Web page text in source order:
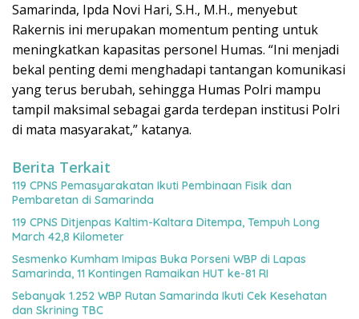
Samarinda, Ipda Novi Hari, S.H., M.H., menyebut
Rakernis ini merupakan momentum penting untuk
meningkatkan kapasitas personel Humas. “Ini menjadi
bekal penting demi menghadapi tantangan komunikasi
yang terus berubah, sehingga Humas Polri mampu
tampil maksimal sebagai garda terdepan institusi Polri
di mata masyarakat,” katanya.
Berita Terkait
119 CPNS Pemasyarakatan Ikuti Pembinaan Fisik dan
Pembaretan di Samarinda
119 CPNS Ditjenpas Kaltim-Kaltara Ditempa, Tempuh Long
March 42,8 Kilometer
Sesmenko Kumham Imipas Buka Porseni WBP di Lapas
Samarinda, 11 Kontingen Ramaikan HUT ke-81 RI
Sebanyak 1.252 WBP Rutan Samarinda Ikuti Cek Kesehatan
dan Skrining TBC